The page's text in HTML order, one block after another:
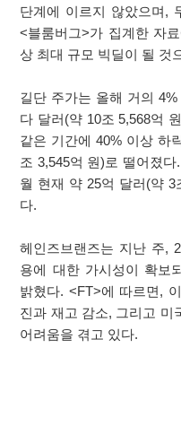
단계에 이르지 않았으며,
<블룸버그>가 집계한 자
상 최대 규모 빅딜이 될 것
길단 주가는 올해 거의
다 달러(약 10조 5,568억
같은 기간에 40% 이상 하
조 3,545억 원)로 떨어졌
월 현재 약 25억 달러(약 3
다.
헤인즈브랜즈는 지난 주,
용에 대한 가시성이 확보
밝혔다. <FT>에 따르면,
진과 재고 감소, 그리고 미
어려움을 겪고 있다.